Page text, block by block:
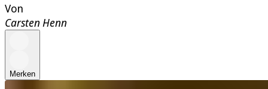
Von
Carsten Henn
Merken